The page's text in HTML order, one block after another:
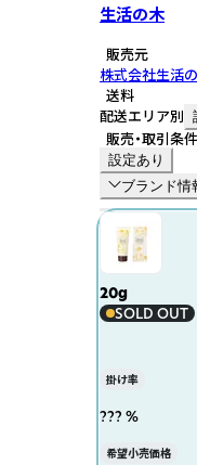
生活の木
販売元
株式会社生活
送料
配送エリア別
販売・取引条件
設定あり
ブランド情
20g
SOLD OUT
掛け率
??? %
希望小売価格